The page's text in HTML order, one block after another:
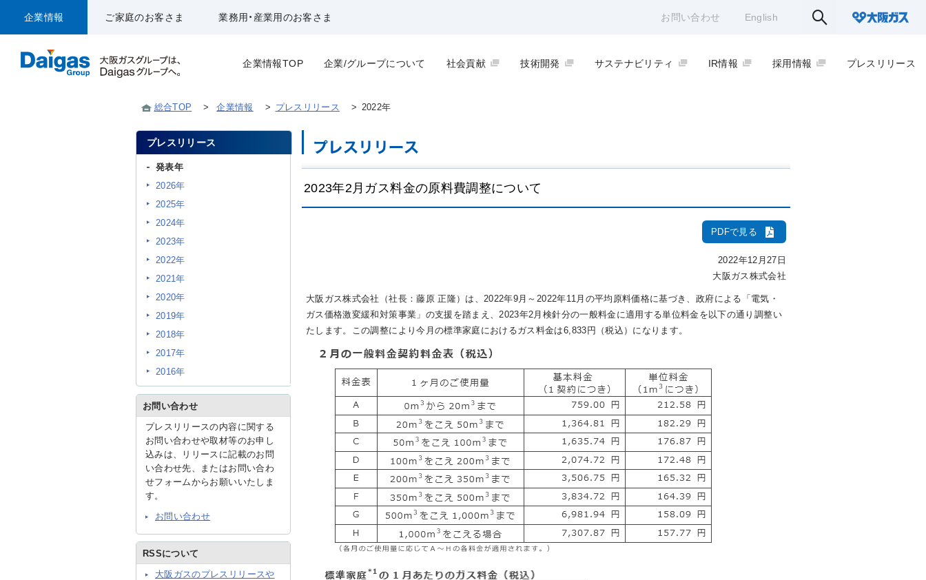
企業情報 ご家庭のお客さま 業務用・産業用のお客さま お問い合わせ English
企業情報TOP 企業/グループについて 社会貢献 技術開発 サステナビリティ IR情報 採用情報 プレスリリース
総合TOP > 企業情報 > プレスリリース > 2022年
2023年2月ガス料金の原料費調整について
PDFで見る
2022年12月27日
大阪ガス株式会社
大阪ガス株式会社（社長：藤原 正隆）は、2022年9月～2022年11月の平均原料価格に基づき、政府による「電気・
ガス価格激変緩和対策事業」の支援を踏まえ、2023年2月検針分の一般料金に適用する単位料金を以下の通り調整い
たします。この調整により今月の標準家庭におけるガス料金は6,833円（税込）になります。
プレスリリース
発表年
2026年
2025年
2024年
2023年
2022年
2021年
2020年
2019年
2018年
2017年
2016年
お問い合わせ
プレスリリースの内容に関する
お問い合わせや取材等のお申し
込みは、リリースに記載のお問
い合わせ先、またはお問い合わ
せフォームからお願いいたしま
す。
お問い合わせ
RSSについて
大阪ガスのプレスリリースや